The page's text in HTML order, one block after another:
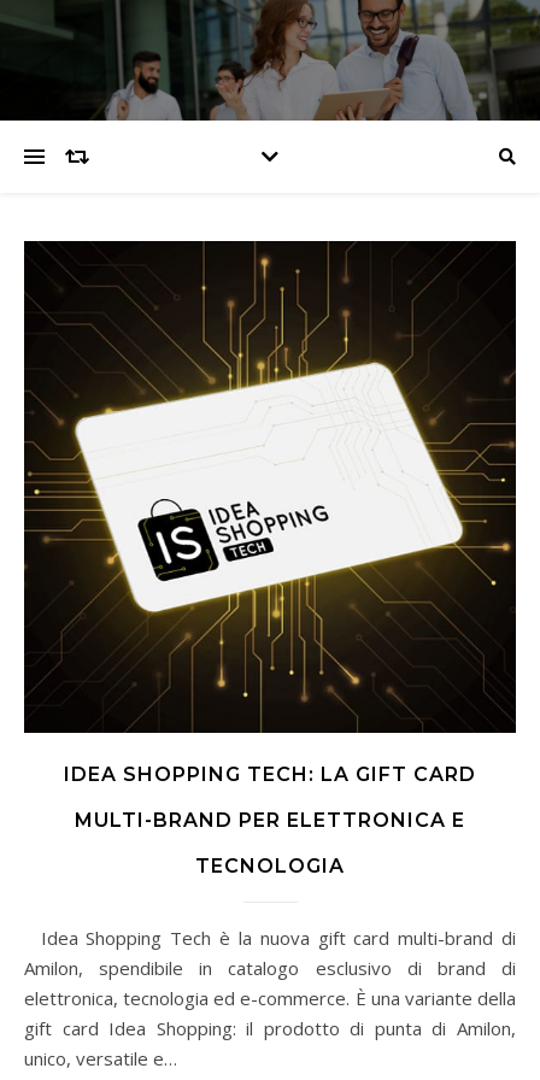
IDEA SHOPPING TECH: LA GIFT CARD
MULTI-BRAND PER ELETTRONICA E
TECNOLOGIA
Idea Shopping Tech è la nuova gift card multi-brand di
Amilon, spendibile in catalogo esclusivo di brand di
elettronica, tecnologia ed e-commerce. È una variante della
gift card Idea Shopping: il prodotto di punta di Amilon,
unico, versatile e…